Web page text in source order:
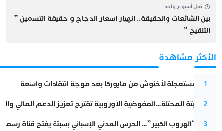
قبل أسبوع واحد
بين الشائعات والحقيقة.. انهيار اسعار الدجاج و حقيقة التسمين ”
التلقيح “
الأكثر مشاهدة
1
عودة مستعجلة لأخنوش من مايوركا بعد موجة انتقادات واسعة
2
أزمة سبتة المحتلة…المفوضية الأوروبية تقترح تعزيز الدعم المالي
3
عملية “الهروب الكبير”… الحرس المدني الإسباني بسبتة يفتح قناة